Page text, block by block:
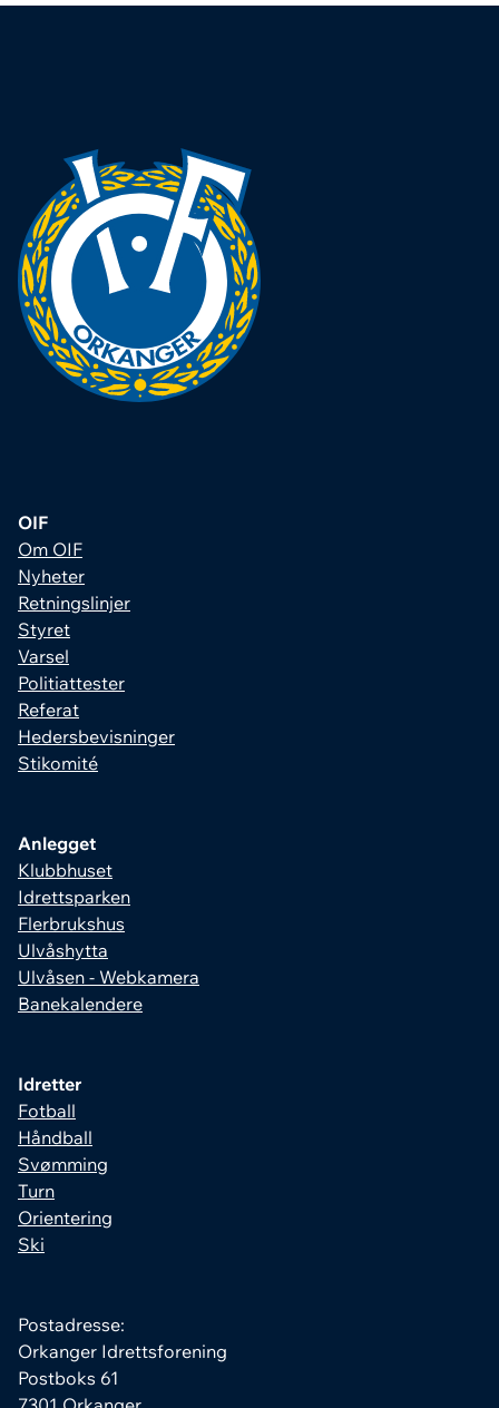
OIF
Om OIF
Nyheter
Retningslinjer
Styret
Varsel
Politiattester
Referat
Hedersbevisninger
Stikomité
Anlegget
Klubbhuset
Idrettsparken
Flerbrukshus
Ulvåshytta
Ulvåsen - Webkamera
Banekalendere
Idretter
Fotball
Håndball
Svømming
Turn
Orientering
Ski
Postadresse:
Orkanger Idrettsforening
Postboks 61